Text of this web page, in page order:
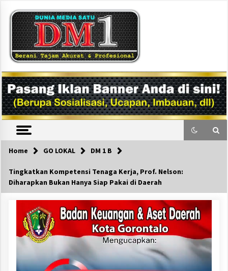
content
DM1
Home GO LOKAL DM 1 B
Tingkatkan Kompetensi Tenaga Kerja, Prof. Nelson:
Diharapkan Bukan Hanya Siap Pakai di Daerah